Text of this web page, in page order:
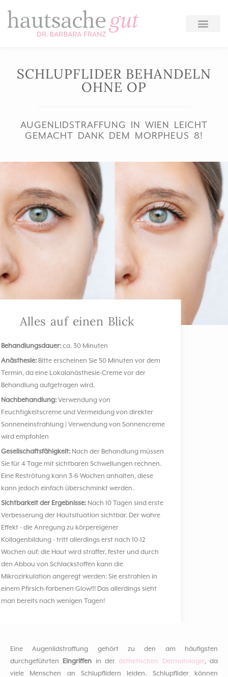
Zum
SCHLUPFLIDER BEHANDELN
OHNE OP
AUGENLIDSTRAFFUNG IN WIEN LEICHT
GEMACHT DANK DEM MORPHEUS 8!
Alles auf einen Blick
Behandlungsdauer:ca. 30 Minuten
Anästhesie:Bitte erscheinen Sie 50 Minuten vor dem
Termin, da eine Lokalanästhesie-Creme vor der
Behandlung aufgetragen wird.
Nachbehandlung:Verwendung von
Feuchtigkeitscreme und Vermeidung von direkter
Sonneneinstrahlung | Verwendung von Sonnencreme
wird empfohlen
Gesellschaftsfähigkeit: Nach der Behandlung müssen
Sie für 4 Tage mit sichtbaren Schwellungen rechnen.
Eine Reströtung kann 3-6 Wochen anhalten, diese
kann jedoch einfach überschminkt werden.
Sichtbarkeit der Ergebnisse:Nach 10 Tagen sind erste
Verbesserung der Hautsituation sichtbar. Der wahre
Effekt - die Anregung zu körpereigener
Kollagenbildung - tritt allerdings erst nach 10-12
Wochen auf: die Haut wird straffer, fester und durch
den Abbau von Schlackstoffen kann die
Mikrozirkulation angeregt werden: Sie erstrahlen in
einem Pfirsich-farbenen Glow!!! Das allerdings sieht
man bereits nach wenigen Tagen!
Eine Augenlidstraffung gehört zu den am häufigsten
durchgeführten Eingriffen in derästhetischen Dermatologie, da
viele Menschen an Schlupflidern leiden. Schlupflider können